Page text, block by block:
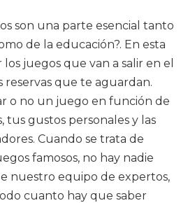
son una parte esencial tanto
de la educación?. En esta
juegos que van a salir en el
que te aguardan.
o no un juego en función de
tus gustos personales y las
Cuando se trata de
famosos, no hay nadie
nuestro equipo de expertos,
cuanto hay que saber